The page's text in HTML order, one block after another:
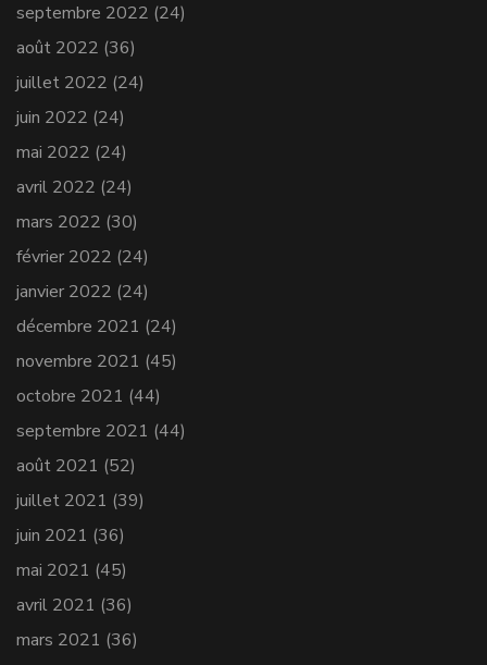
septembre 2022 (24)
août 2022 (36)
juillet 2022 (24)
juin 2022 (24)
mai 2022 (24)
avril 2022 (24)
mars 2022 (30)
février 2022 (24)
janvier 2022 (24)
décembre 2021 (24)
novembre 2021 (45)
octobre 2021 (44)
septembre 2021 (44)
août 2021 (52)
juillet 2021 (39)
juin 2021 (36)
mai 2021 (45)
avril 2021 (36)
mars 2021 (36)